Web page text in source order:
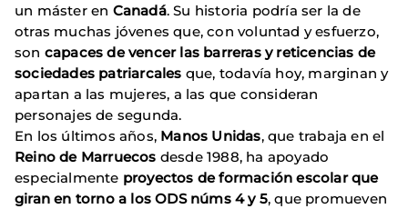
un máster en Canadá. Su historia podría ser la de
otras muchas jóvenes que, con voluntad y esfuerzo,
son capaces de vencer las barreras y reticencias de
sociedades patriarcales que, todavía hoy, marginan y
apartan a las mujeres, a las que consideran
personajes de segunda.
En los últimos años, Manos Unidas, que trabaja en el
Reino de Marruecos desde 1988, ha apoyado
especialmente proyectos de formación escolar que
giran en torno a los ODS núms 4 y 5, que promueven